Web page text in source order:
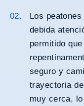
Los
debida
permitido
seguro y
trayectoria
muy cerca,